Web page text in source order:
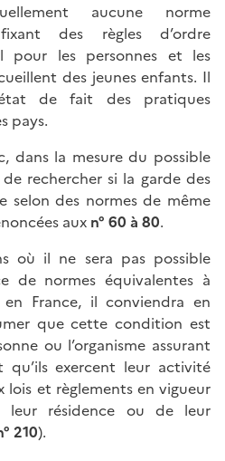
aucune norme
des règles d’ordre
pour les personnes et les
des jeunes enfants. Il
de fait des pratiques
pays.
dans la mesure du possible
rechercher si la garde des
selon des normes de même
aux n° 60 à 80.
où il ne sera pas possible
de normes équivalentes à
en France, il conviendra en
que cette condition est
ou l’organisme assurant
qu’ils exercent leur activité
lois et règlements en vigueur
résidence ou de leur
210).